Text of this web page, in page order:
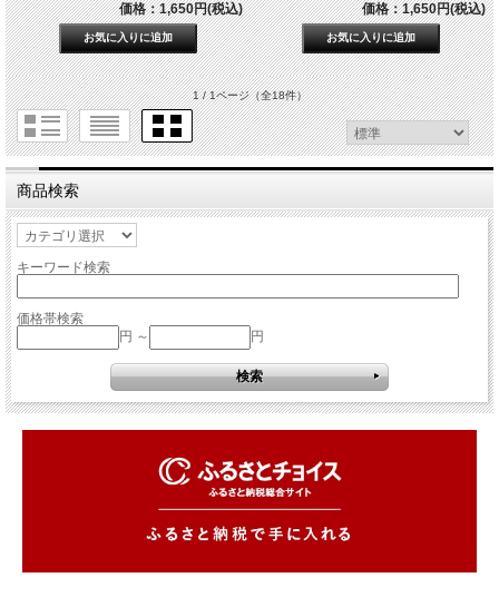
価格：1,650円(税込)
価格：1,650円(税込)
1 / 1ページ（全18件）
商品検索
キーワード検索
価格帯検索
円 ～
円